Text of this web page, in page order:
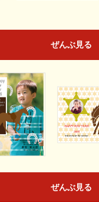
ぜんぶ見る
ぜんぶ見る